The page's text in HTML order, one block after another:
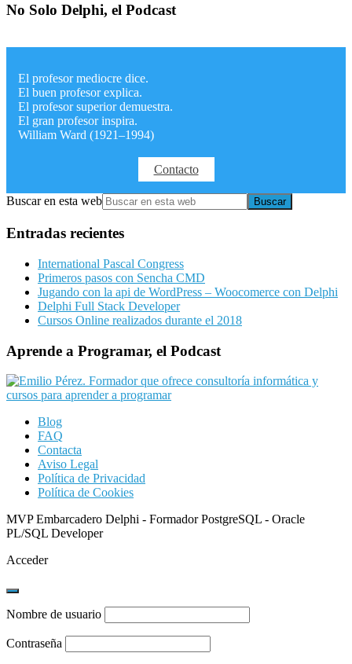
No Solo Delphi, el Podcast
El profesor mediocre dice.
El buen profesor explica.
El profesor superior demuestra.
El gran profesor inspira.
William Ward (1921–1994)
Contacto
Buscar en esta web
Entradas recientes
International Pascal Congress
Primeros pasos con Sencha CMD
Jugando con la api de WordPress – Woocomerce con Delphi
Delphi Full Stack Developer
Cursos Online realizados durante el 2018
Aprende a Programar, el Podcast
Blog
FAQ
Contacta
Aviso Legal
Política de Privacidad
Política de Cookies
MVP Embarcadero Delphi - Formador PostgreSQL - Oracle
PL/SQL Developer
Acceder
Nombre de usuario
Contraseña